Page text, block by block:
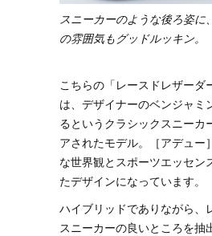
スニーカーのような後ろ姿に
の雰囲気もグッドルッキン。
こちらの「レースドレザーダ
は、デザイナーのベンジャミ
るというクラシックスニーカ
アされたモデル。［アデュー
な世界観とスポーツエッセン
たデザインになっています。
ハイブリッドでありながら、
スニーカーの良いところを抽